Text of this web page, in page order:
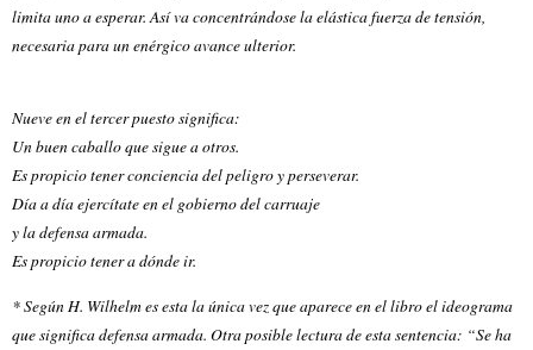
limita uno a esperar. Así va concentrándose la elástica fuerza de tensión,
necesaria para un enérgico avance ulterior.
Nueve en el tercer puesto significa:
Un buen caballo que sigue a otros.
Es propicio tener conciencia del peligro y perseverar.
Día a día ejercítate en el gobierno del carruaje
y la defensa armada.
Es propicio tener a dónde ir.
* Según H. Wilhelm es esta la única vez que aparece en el libro el ideograma
que significa defensa armada. Otra posible lectura de esta sentencia: “Se ha